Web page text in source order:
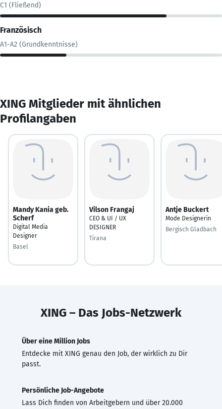
C1 (Fließend)
Französisch
A1-A2 (Grundkenntnisse)
XING Mitglieder mit ähnlichen
Profilangaben
Mandy Kania geb.
Scherf
Digital Media
Designer
Basel
Vilson Frangaj
CEO & UI / UX
DESIGNER
Tirana
Antje Buckert
Mode Designerin
Bergisch Gladbach
XING – Das Jobs-Netzwerk
Über eine Million Jobs
Entdecke mit XING genau den Job, der wirklich zu Dir
passt.
Persönliche Job-Angebote
Lass Dich finden von Arbeitgebern und über 20.000